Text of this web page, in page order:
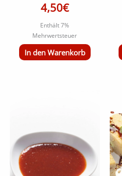
4,50€
Enthält 7%
Mehrwertsteuer
In den Warenkorb